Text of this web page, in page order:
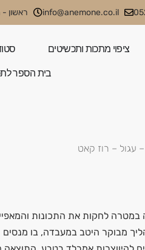
info@anemone.co.il ראשון - חמישי
ציפוי מתכות ותכשיטים
בית הספר
עגול – רוז קאט
לחקות את התכונות
מבוקר היטב במעבדה, בו מנסים